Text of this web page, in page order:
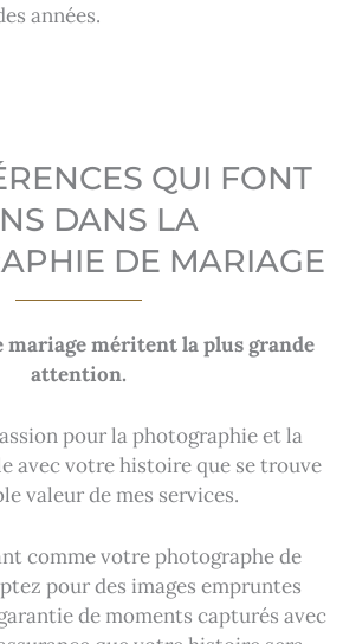
années.
QUI FONT
DANS LA
DE MARIAGE
mariage méritent la plus grande
attention.
pour la photographie et la
avec votre histoire que se trouve
valeur de mes services.
comme votre photographe de
pour des images empruntes
de moments capturés avec